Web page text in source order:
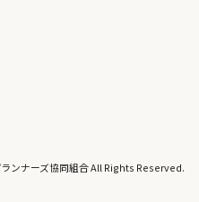
ンナーズ協同組合 All Rights Reserved.